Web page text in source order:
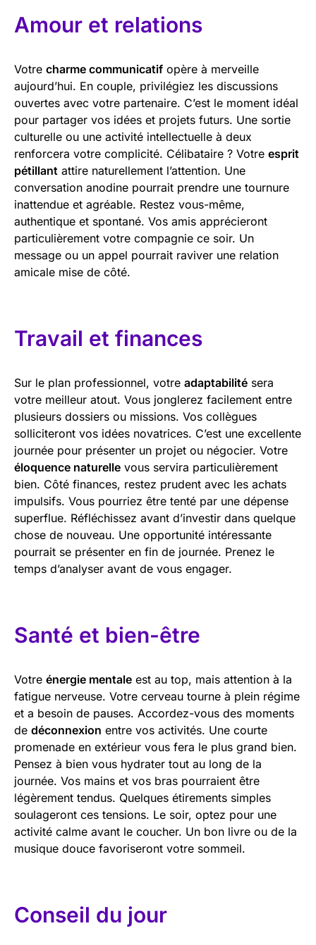
Amour et relations
Votre charme communicatif opère à merveille
aujourd’hui. En couple, privilégiez les discussions
ouvertes avec votre partenaire. C’est le moment idéal
pour partager vos idées et projets futurs. Une sortie
culturelle ou une activité intellectuelle à deux
renforcera votre complicité. Célibataire ? Votre esprit
pétillant attire naturellement l’attention. Une
conversation anodine pourrait prendre une tournure
inattendue et agréable. Restez vous-même,
authentique et spontané. Vos amis apprécieront
particulièrement votre compagnie ce soir. Un
message ou un appel pourrait raviver une relation
amicale mise de côté.
Travail et finances
Sur le plan professionnel, votre adaptabilité sera
votre meilleur atout. Vous jonglerez facilement entre
plusieurs dossiers ou missions. Vos collègues
solliciteront vos idées novatrices. C’est une excellente
journée pour présenter un projet ou négocier. Votre
éloquence naturelle vous servira particulièrement
bien. Côté finances, restez prudent avec les achats
impulsifs. Vous pourriez être tenté par une dépense
superflue. Réfléchissez avant d’investir dans quelque
chose de nouveau. Une opportunité intéressante
pourrait se présenter en fin de journée. Prenez le
temps d’analyser avant de vous engager.
Santé et bien-être
Votre énergie mentale est au top, mais attention à la
fatigue nerveuse. Votre cerveau tourne à plein régime
et a besoin de pauses. Accordez-vous des moments
de déconnexion entre vos activités. Une courte
promenade en extérieur vous fera le plus grand bien.
Pensez à bien vous hydrater tout au long de la
journée. Vos mains et vos bras pourraient être
légèrement tendus. Quelques étirements simples
soulageront ces tensions. Le soir, optez pour une
activité calme avant le coucher. Un bon livre ou de la
musique douce favoriseront votre sommeil.
Conseil du jour